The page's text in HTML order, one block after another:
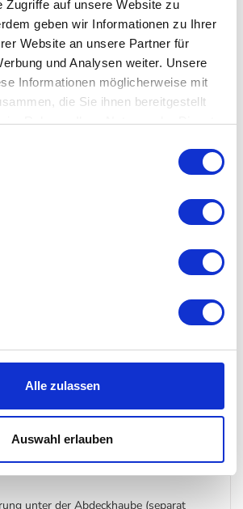
Zugriffe auf unsere Website zu
geben wir Informationen zu Ihrer
Website an unsere Partner für
und Analysen weiter. Unsere
Informationen möglicherweise mit
die Sie ihnen bereitgestellt
im Rahmen Ihrer Nutzung der Dienste
Alle zulassen
Auswahl erlauben
Grillaufsatz für Holz- oder Pellet-Feuer
durch integrierte Dreipunktauflage
für gleichmäßige
mit Antihaftwirkung für fettarmes
mit Außenrand verhindert das
mit feinmaschigem
und Abnehmen für komfortable
unter der Abdeckhaube (separat